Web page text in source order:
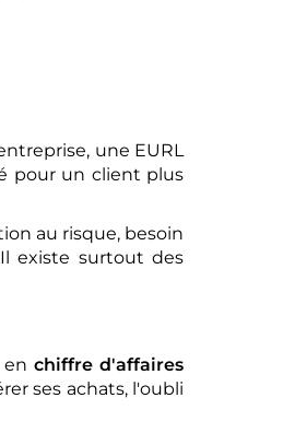
une EURL
pour un client plus
au risque, besoin
existe surtout des
enchiffre d'affaires
ses achats, l'oubli